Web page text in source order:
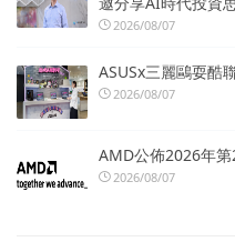
2026/08/07
ASUSx三麗鷗耍酷
2026/08/07
AMD公佈2026年
2026/08/07